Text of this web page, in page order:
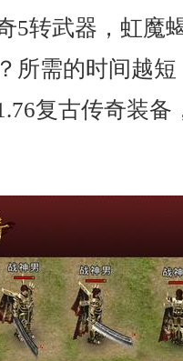
5转武器，虹魔
所需的时间越
复古传奇装